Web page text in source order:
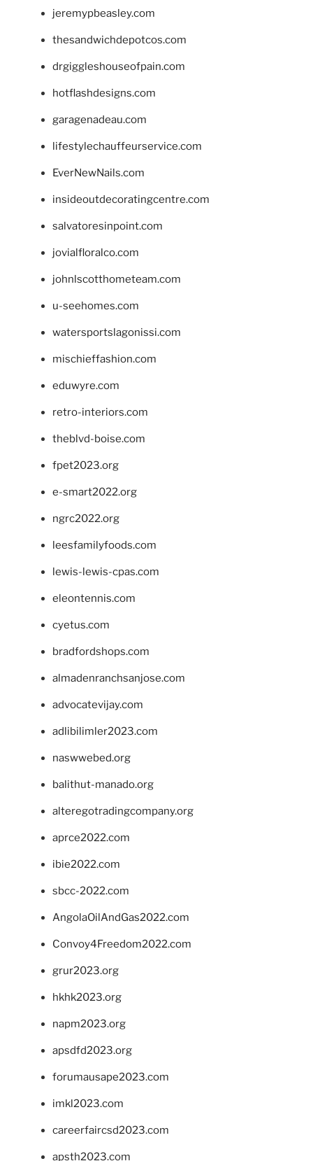
jeremypbeasley.com
thesandwichdepotcos.com
drgiggleshouseofpain.com
hotflashdesigns.com
garagenadeau.com
lifestylechauffeurservice.com
EverNewNails.com
insideoutdecoratingcentre.com
salvatoresinpoint.com
jovialfloralco.com
johnlscotthometeam.com
u-seehomes.com
watersportslagonissi.com
mischieffashion.com
eduwyre.com
retro-interiors.com
theblvd-boise.com
fpet2023.org
e-smart2022.org
ngrc2022.org
leesfamilyfoods.com
lewis-lewis-cpas.com
eleontennis.com
cyetus.com
bradfordshops.com
almadenranchsanjose.com
advocatevijay.com
adlibilimler2023.com
naswwebed.org
balithut-manado.org
alteregotradingcompany.org
aprce2022.com
ibie2022.com
sbcc-2022.com
AngolaOilAndGas2022.com
Convoy4Freedom2022.com
grur2023.org
hkhk2023.org
napm2023.org
apsdfd2023.org
forumausape2023.com
imkl2023.com
careerfaircsd2023.com
apsth2023.com